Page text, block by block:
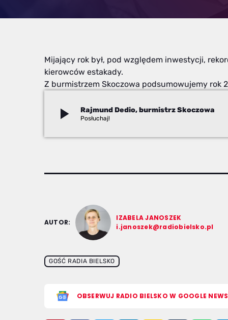
Mijający rok był, pod względem inwestycji,
kierowców estakady.
Z burmistrzem Skoczowa podsumowujemy rok
play_arrow Rajmund Dedio, burmistrz Skoczowa
AUTOR:
IZABELA JANOSZEK
i.janoszek@radiobielsko.pl
GOŚĆ RADIA BIELSKO
OBSERWUJ RADIO BIELSKO W GOOGLE NEWS